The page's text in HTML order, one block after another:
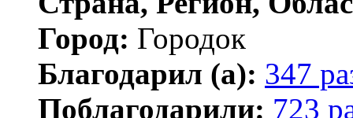
Город: Городок
Благодарил (а): 347
Поблагодарили: 723